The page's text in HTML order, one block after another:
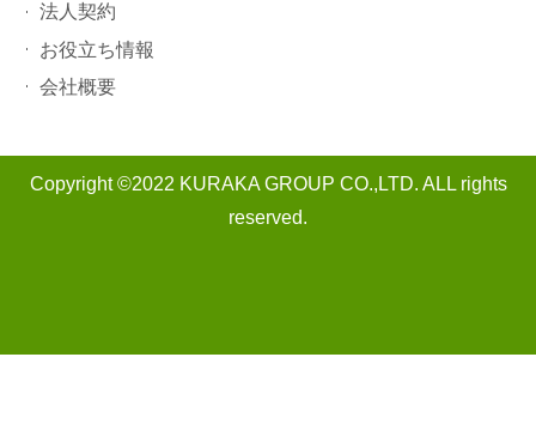
法人契約
お役立ち情報
会社概要
Copyright ©2022 KURAKA GROUP CO.,LTD. ALL rights
reserved.